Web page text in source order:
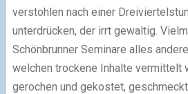
verstohlen nach einer
unterdrücken, der irrt gewaltig.
Schönbrunner Seminare alles
welchen trockene Inhalte vermittelt
gerochen und gekostet,